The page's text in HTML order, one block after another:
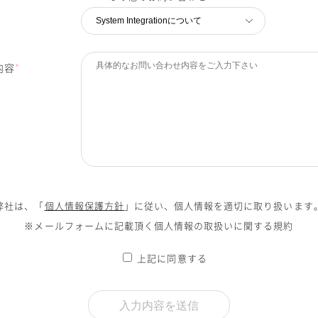
容*
社は、「 個人情報保護方針 」に従い、個人情報を適切に取り扱います
※メールフォームに記載頂く個人情報の取扱いに関する規約
上記に同意する